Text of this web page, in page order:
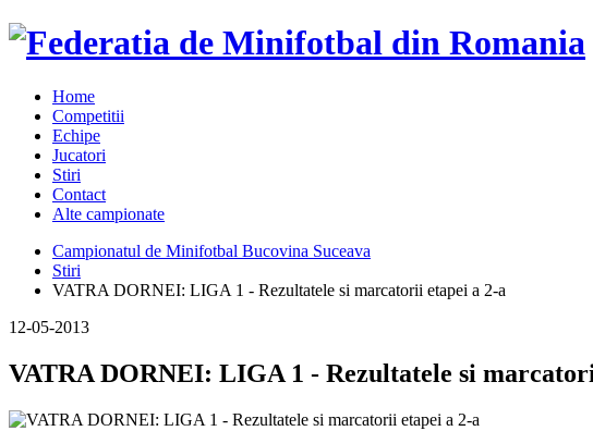
Home
Competitii
Echipe
Jucatori
Stiri
Contact
Alte campionate
Campionatul de Minifotbal Bucovina Suceava
Stiri
VATRA DORNEI: LIGA 1 - Rezultatele si marcatorii etapei a 2-a
12-05-2013
VATRA DORNEI: LIGA 1 - Rezultatele si